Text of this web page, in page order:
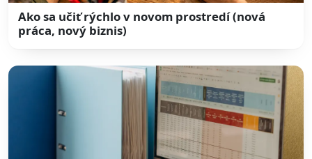
Ako sa učiť rýchlo v novom prostredí (nová
práca, nový biznis)